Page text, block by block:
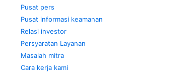
Pusat pers
Pusat informasi keamanan
Relasi investor
Persyaratan Layanan
Masalah mitra
Cara kerja kami